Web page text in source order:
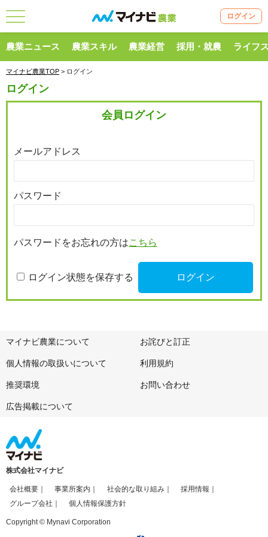
ログイン
農業ニュース 農業スキル 農業経営 採用・就農 ライフ
マイナビ農業TOP > ログイン
ログイン
会員ログイン
メールアドレス
パスワード
パスワードをお忘れの方はこちら
ログイン状態を保存する
マイナビ農業について お詫びと訂正
個人情報の取扱いについて 利用規約
推奨環境 お問い合わせ
広告掲載について
株式会社マイナビ
会社概要 事業所案内 社会的な取り組み
採用情報
グループ会社
個人情報保護方針
Copyright © Mynavi Corporation